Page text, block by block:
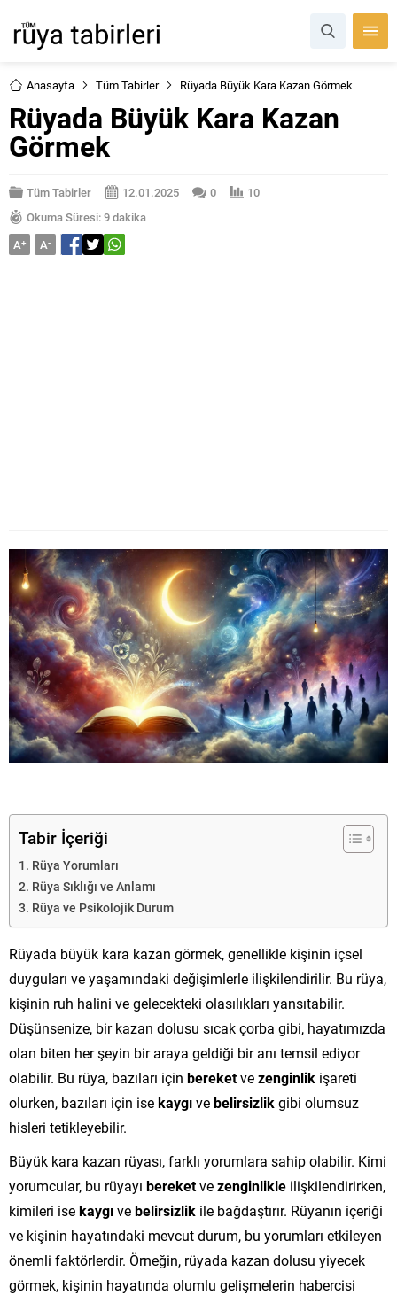
Anasayfa Tüm Tabirler Rüyada Büyük Kara Kazan Görmek
Rüyada Büyük Kara Kazan
Görmek
Tüm Tabirler 12.01.2025 0
10
Okuma Süresi: 9 dakika
A+ A-
Tabir İçeriği
Rüya Yorumları
Rüya Sıklığı ve Anlamı
Rüya ve Psikolojik Durum
Rüyada büyük kara kazan görmek, genellikle kişinin içsel
duyguları ve yaşamındaki değişimlerle ilişkilendirilir. Bu rüya,
kişinin ruh halini ve gelecekteki olasılıkları yansıtabilir.
Düşünsenize, bir kazan dolusu sıcak çorba gibi, hayatımızda
olan biten her şeyin bir araya geldiği bir anı temsil ediyor
olabilir. Bu rüya, bazıları için bereketvezenginlik işareti
olurken, bazıları için isekaygıvebelirsizlikgibi olumsuz
hisleri tetikleyebilir.
Büyük kara kazan rüyası, farklı yorumlara sahip olabilir. Kimi
yorumcular, bu rüyayı bereketvezenginlikle ilişkilendirirken,
kimileri isekaygıvebelirsizlik ile bağdaştırır. Rüyanın içeriği
ve kişinin hayatındaki mevcut durum, bu yorumları etkileyen
önemli faktörlerdir. Örneğin, rüyada kazan dolusu yiyecek
görmek, kişinin hayatında olumlu gelişmelerin habercisi